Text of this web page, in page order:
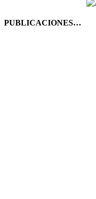
PUBLICACIONES…